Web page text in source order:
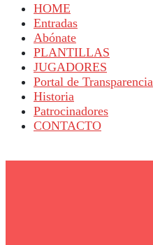
HOME
Entradas
Abónate
PLANTILLAS
JUGADORES
Portal de Transparencia
Historia
Patrocinadores
CONTACTO